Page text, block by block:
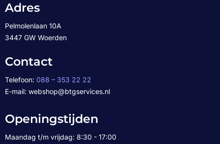
Adres
Pelmolenlaan 10A
3447 GW Woerden
Contact
Telefoon: 088 – 353 22 22
E-mail: webshop@btgservices.nl
Openingstijden
Maandag t/m vrijdag: 8:30 - 17:00